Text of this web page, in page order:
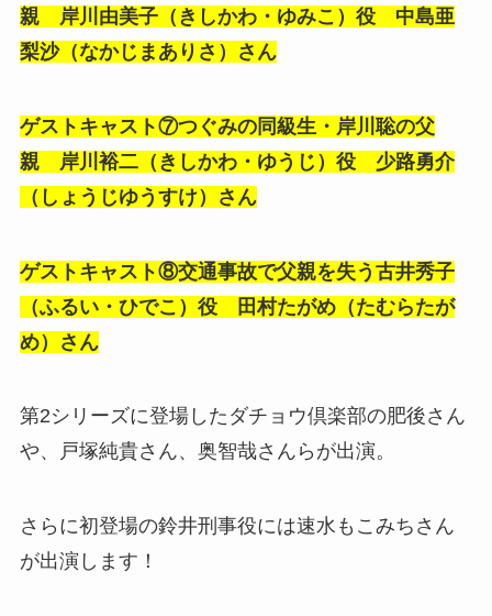
親 岸川由美子（きしかわ・ゆみこ）役 中島亜
梨沙（なかじまありさ）さん
ゲストキャスト⑦つぐみの同級生・岸川聡の父
親 岸川裕二（きしかわ・ゆうじ）役 少路勇介
（しょうじゆうすけ）さん
ゲストキャスト⑧交通事故で父親を失う古井秀子
（ふるい・ひでこ）役 田村たがめ（たむらたが
め）さん
第2シリーズに登場したダチョウ倶楽部の肥後さん
や、戸塚純貴さん、奥智哉さんらが出演。
さらに初登場の鈴井刑事役には速水もこみちさん
が出演します！